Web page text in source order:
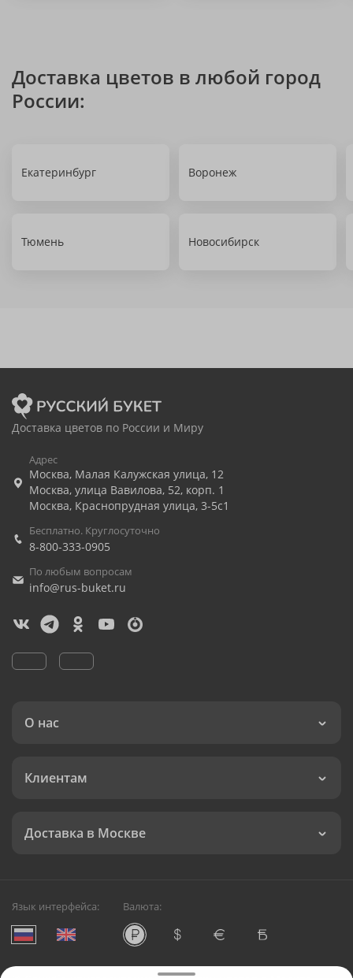
Доставка цветов в любой город
России:
Екатеринбург Воронеж
Тюмень Новосибирск
Доставка цветов по России и Миру
Адрес
Москва, Малая Калужская улица, 12
Москва, улица Вавилова, 52, корп. 1
Москва, Краснопрудная улица, 3-5с1
Бесплатно. Круглосуточно
8-800-333-0905
По любым вопросам
info@rus-buket.ru
О нас
Клиентам
Доставка в Москве
Язык интерфейса: Валюта: